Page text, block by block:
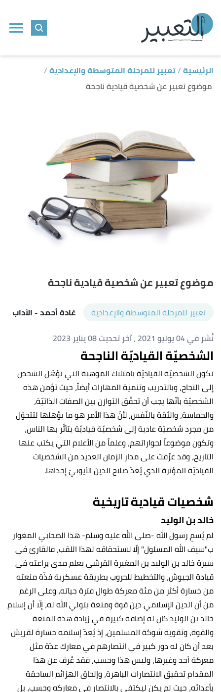
الرئيسية تعبير للمرحلة المتوسطة والإعدادية
موضوع تعبير عن شخصية قيادية ناجحة
موضوع تعبير عن شخصية قيادية ناجحة
تعبير للمرحلة المتوسطة والإعدادية غادة أحمد- الآداب
نُشر في 04 يوليو 2021
، آخر تحديث 08 يناير 2023
الشخصيّة القياديّة الناجحة
تكون الشخصيّة القياديّة بامتلاك الموهبة التي تؤهّل الشخص
إلى النجاح، وبالتدريب وتنمية المهارات أيضاً، حيث تؤمن هذه
الشخصيّة بأنّها يجب أن تحقّق التوازن بين الصفات الذاتيّة،
والحماسة، والثقة بالنّفس، لأنّ هذا الأمر هو ما يؤهلها لتتحوّل
من مجرد شخصيّة عادية إلى شخصيّة قياديّة يتأثّر بها الناس،
وتكون موضوعاً لحواراتهم، وعلماً من الأعلام التي يكتب عنها
التاريخ، وقد عرُفت على مدار الزمان العديد من الشخصيات
القياديّة المؤثرة الذي يُعدّ صلاح الدين الأيوبيّ إحداها.
شخصيات قيادية تاريخية
خالد بن الوليد
لم يُسمِ رسول الله -صلى الله عليه وسلم- هذا الصحابي المغوار
ب"سيف الله المسلول" إلّا لاستحقاقه لهذا اللقب، فالقارئ في
سيرة خالد بن الوليد بن المغيرة القرشي يعلم مدى براعته في
قيادة الجيوش، والتخطيط للحروب بطريقة عسكرية فذّة منعته
من خسارة أكثر من مئة معركة طوال فترة حياته، وعلى الرغم
من أن الدين الإسلامي دين قوة ومنعة بتولي الله له، إلّا أن إسلام
خالد بن الوليد كان له إضافة كبيرة في زيادة هذه المنعة
والقوة، وتقوية شوكة المسلمين، إذ يُعدّ إسلامه خسارة لقريش
بعد أن كان له دور كبير في انتصارهم في معارك عدّة مثل
معركة أحد وغيرها، وليس هذا وحسب، فقد عُرف عن هذا
المقدام تحقيق الانتصارات الباهرة، وإلحاق الهزائم الساحقة
بأعدائه، حيث لم يكن ليكتفي بالانتصار في معاركه وحسب، بل